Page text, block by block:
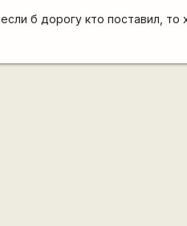
если б дорогу кто поставил,